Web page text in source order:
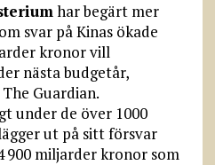
har begärt mer
svar på Kinas ökade
kronor vill
nästa budgetår,
Guardian.
under de över 1000
ut på sitt försvar
900 miljarder kronor som